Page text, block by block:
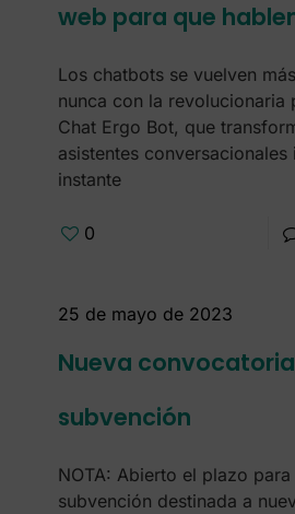
web para que
Los chatbots se vuelven
nunca con la revolucionaria
Chat Ergo Bot, que
asistentes conversacionales
instante
0
25 de mayo de 2023
Nueva
subvención
NOTA: Abierto el plazo
subvención destinada a